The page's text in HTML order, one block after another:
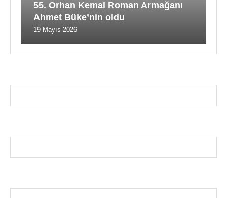
55. Orhan Kemal Roman Armağanı
Ahmet Büke’nin oldu
19 Mayıs 2026